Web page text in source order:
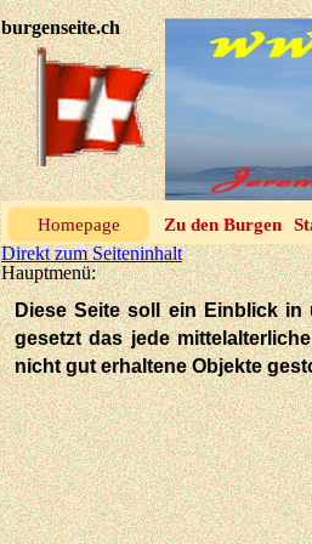
burgenseite.ch
Direkt zum Seiteninhalt
Hauptmenü:
Homepage Zu den Burgen
Diese Seite soll ein Einblick
gesetzt das jede
nicht gut erhaltene Objekte